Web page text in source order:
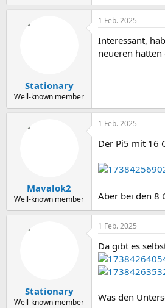
Stationary
Well-known member
1 Feb. 2025
Interessant,
neueren
Mavalok2
Well-known member
1 Feb. 2025
Der Pi5 mit 16
Aber bei den 8
Stationary
Well-known member
1 Feb. 2025
Da gibt es
Was den